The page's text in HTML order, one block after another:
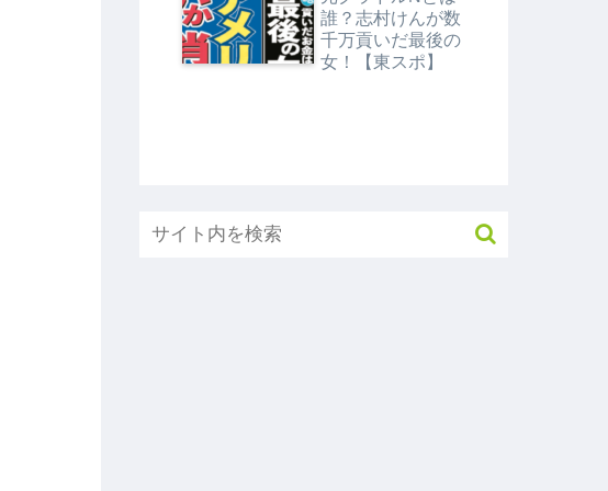
誰？志村けんが数
千万貢いだ最後の
女！【東スポ】